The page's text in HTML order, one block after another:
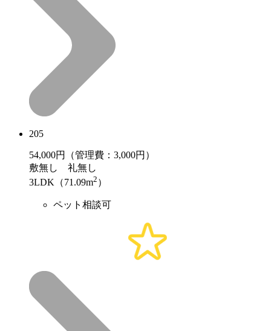
205
54,000円（管理費：3,000円）
敷無し 礼無し
3LDK（71.09m2 ）
ペット相談可